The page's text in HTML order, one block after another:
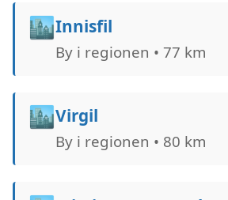
🏙️Innisfil
By i regionen • 77 km
🏙️Virgil
By i regionen • 80 km